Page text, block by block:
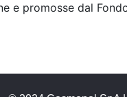
e promosse dal